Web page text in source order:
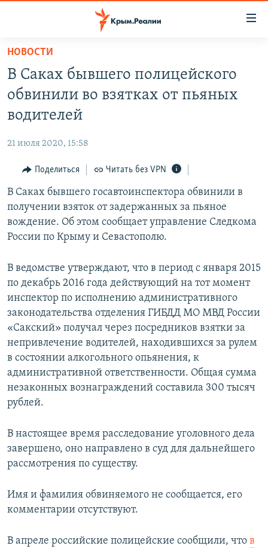
Вернуться
основному
содержанию
главной
Вернутся
поиску
СПЕЦПРОЕКТЫ
11 ЛЕТ ОККУПАЦИИ КРЫМА. 11 ИСТОРИЙ СОПРОТИВЛЕНИЯ
ЕЩЕ
ИНТЕРАКТИВ
ИНФОГРАФИКА
ТЕЛЕПРОЕКТ КРЫМ.РЕАЛИИ
СОВЕТЫ ПРАВОЗАЩИТНИКОВ
ПОБЕДИТЕЛЕЙ НЕ СУДЯТ?
КРЫМ.НЕПОКОРЕННЫЙ
УКРАИНСКАЯ ПРОБЛЕМА КРЫМА
РАДІО СВОБОДА
КАК ОБОЙТИ БЛОКИРОВКУ
Українською
ПРИСОЕДИНЯЙТЕСЬ!
Все сайты RFE/RL
НОВОСТИ
В Саках бывшего полицейского
обвинили во взятках от пьяных
водителей
21 июля 2020, 15:58
Поделиться Читать без VPN
В Саках бывшего госавтоинспектора обвинили в
получении взяток от задержанных за пьяное
вождение. Об этом сообщает управление Следкома
России по Крыму и Севастополю.
В ведомстве утверждают, что в период с января 2015
по декабрь 2016 года действующий на тот момент
инспектор по исполнению административного
законодательства отделения ГИБДД МО МВД России
«Сакский» получал через посредников взятки за
непривлечение водителей, находившихся за рулем
в состоянии алкогольного опьянения, к
административной ответственности. Общая сумма
незаконных вознаграждений составила 300 тысяч
рублей.
В настоящее время расследование уголовного дела
завершено, оно направлено в суд для дальнейшего
рассмотрения по существу.
Имя и фамилия обвиняемого не сообщается, его
комментарии отсутствуют.
В апреле российские полицейские сообщили, что в